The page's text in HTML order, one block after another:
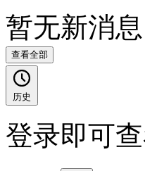
暂无新消息
查看全部
历史
登录即可